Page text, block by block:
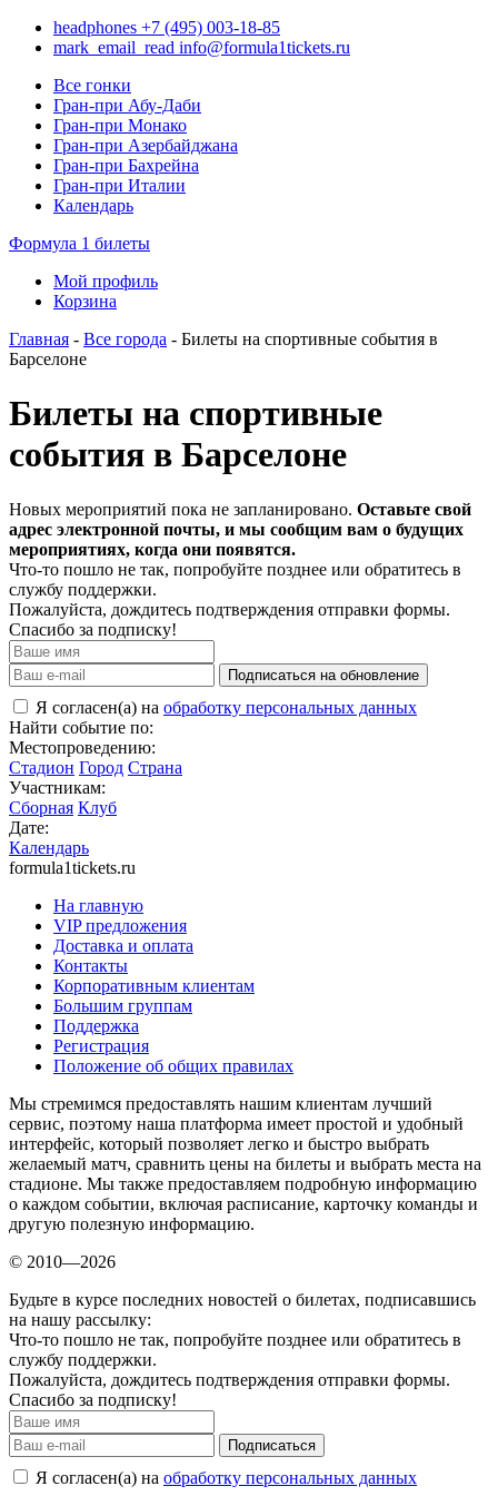
headphones +7 (495) 003-18-85
mark_email_read info@formula1tickets.ru
Все гонки
Гран-при Абу-Даби
Гран-при Монако
Гран-при Азербайджана
Гран-при Бахрейна
Гран-при Италии
Календарь
Формула 1 билеты
Мой профиль
Корзина
Главная - Все города - Билеты на спортивные события в
Барселоне
Билеты на спортивные
события в Барселоне
Новых мероприятий пока не запланировано. Оставьте свой
адрес электронной почты, и мы сообщим вам о будущих
мероприятиях, когда они появятся.
Что-то пошло не так, попробуйте позднее или обратитесь в
службу поддержки.
Пожалуйста, дождитесь подтверждения отправки формы.
Спасибо за подписку!
Подписаться на обновление
Я согласен(а) на обработку персональных данных
Найти событие по:
Местопроведению:
Стадион Город Страна
Участникам:
Сборная Клуб
Дате:
Календарь
formula1tickets.ru
На главную
VIP предложения
Доставка и оплата
Контакты
Корпоративным клиентам
Большим группам
Поддержка
Регистрация
Положение об общих правилах
Мы стремимся предоставлять нашим клиентам лучший
сервис, поэтому наша платформа имеет простой и удобный
интерфейс, который позволяет легко и быстро выбрать
желаемый матч, сравнить цены на билеты и выбрать места на
стадионе. Мы также предоставляем подробную информацию
о каждом событии, включая расписание, карточку команды и
другую полезную информацию.
© 2010—2026
Будьте в курсе последних новостей о билетах, подписавшись
на нашу рассылку:
Что-то пошло не так, попробуйте позднее или обратитесь в
службу поддержки.
Пожалуйста, дождитесь подтверждения отправки формы.
Спасибо за подписку!
Подписаться
Я согласен(а) на обработку персональных данных